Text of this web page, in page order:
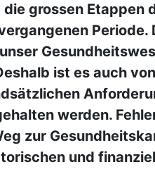
grossen Etappen
Periode.
ist es auch
werden.
zur
und